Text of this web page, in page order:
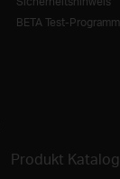
BETA Test-Programm
Produkt Katalog